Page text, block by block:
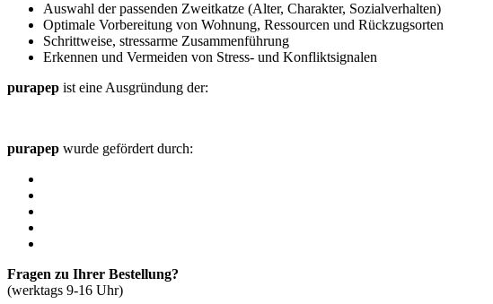
Auswahl der passenden Zweitkatze (Alter, Charakter, Sozialverhalten)
Optimale Vorbereitung von Wohnung, Ressourcen und Rückzugsorten
Schrittweise, stressarme Zusammenführung
Erkennen und Vermeiden von Stress- und Konfliktsignalen
purapep ist eine Ausgründung der:
purapep wurde gefördert durch:
Fragen zu Ihrer Bestellung?
(werktags 9-16 Uhr)